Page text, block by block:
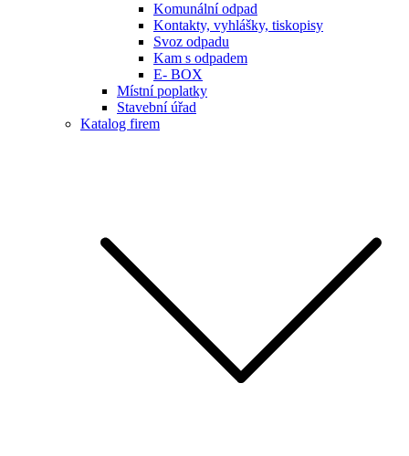
Komunální odpad
Kontakty, vyhlášky, tiskopisy
Svoz odpadu
Kam s odpadem
E- BOX
Místní poplatky
Stavební úřad
Katalog firem